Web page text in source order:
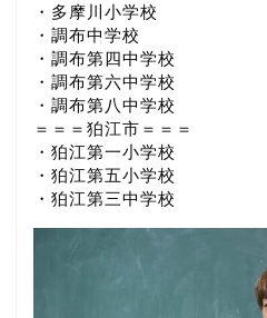
・多摩川小学校
・調布中学校
・調布第四中学校
・調布第六中学校
・調布第八中学校
＝＝＝狛江市＝＝＝
・狛江第一小学校
・狛江第五小学校
・狛江第三中学校